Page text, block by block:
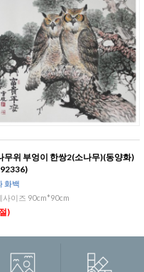
무위 부엉이 한쌍2(소나무)(동양화)
화백
사이즈 90cm*90cm
)